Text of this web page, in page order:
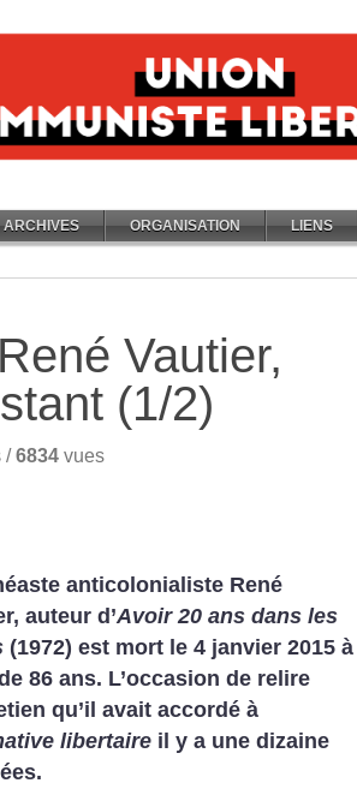
ARCHIVES ORGANISATION LIENS
Vautier,
(1/2)
/6834 vues
anticolonialiste René
auteur d’Avoir 20 ans dans les
(1972) est mort le 4 janvier 2015 à
de 86 ans. L’occasion de relire
qu’il avait accordé à
libertaire il y a une dizaine